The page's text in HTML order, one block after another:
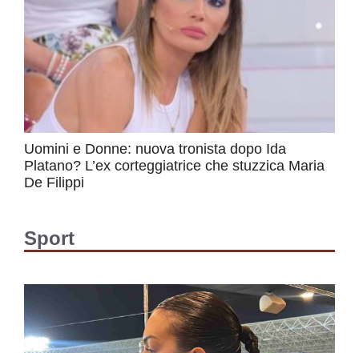
Uomini e Donne: nuova tronista dopo Ida
Platano? L’ex corteggiatrice che stuzzica Maria
De Filippi
Sport